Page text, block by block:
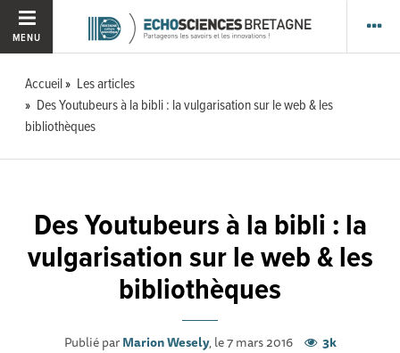
MENU
Accueil
Les articles
Des Youtubeurs à la bibli : la vulgarisation sur le web & les
bibliothèques
Des Youtubeurs à la bibli : la
vulgarisation sur le web & les
bibliothèques
Publié parMarion Wesely, le 7 mars 2016 3k